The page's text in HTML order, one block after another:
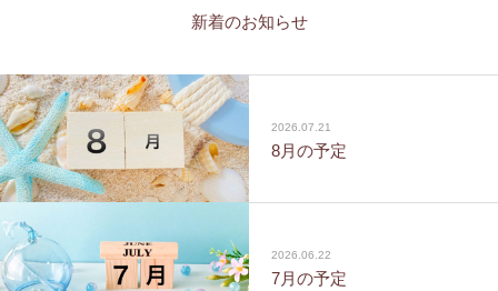
新着のお知らせ
2026.07.21
8月の予定
2026.06.22
7月の予定